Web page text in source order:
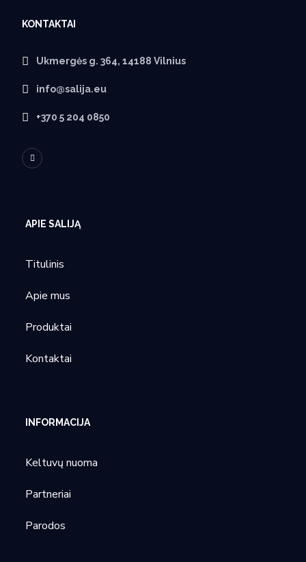
KONTAKTAI
Ukmergės g. 364, 14188 Vilnius
info@salija.eu
+370 5 204 0850
APIE SALIJĄ
Titulinis
Apie mus
Produktai
Kontaktai
INFORMACIJA
Keltuvų nuoma
Partneriai
Parodos